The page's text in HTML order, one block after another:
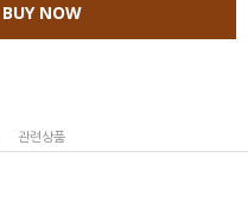
BUY NOW
관련상품